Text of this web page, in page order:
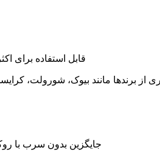
قابل استفاده برای
از برندها مانند بیوک، شورولت،
جایگزین بدون سرب با